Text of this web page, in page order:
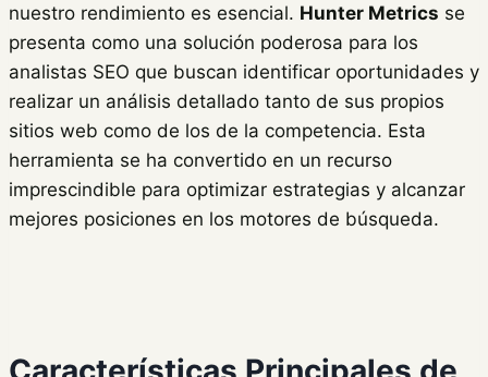
nuestro rendimiento es esencial. Hunter Metrics se
presenta como una solución poderosa para los
analistas SEO que buscan identificar oportunidades y
realizar un análisis detallado tanto de sus propios
sitios web como de los de la competencia. Esta
herramienta se ha convertido en un recurso
imprescindible para optimizar estrategias y alcanzar
mejores posiciones en los motores de búsqueda.